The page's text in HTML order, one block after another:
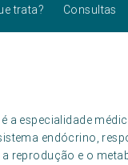
trata? Consultas
a especialidade
endócrino,
reprodução e o